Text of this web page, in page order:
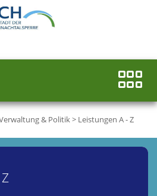
& Politik> Leistungen A - Z